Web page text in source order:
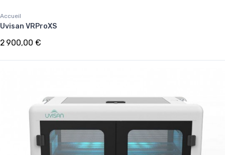
Accueil
Uvisan VRProXS
2 900,00 €